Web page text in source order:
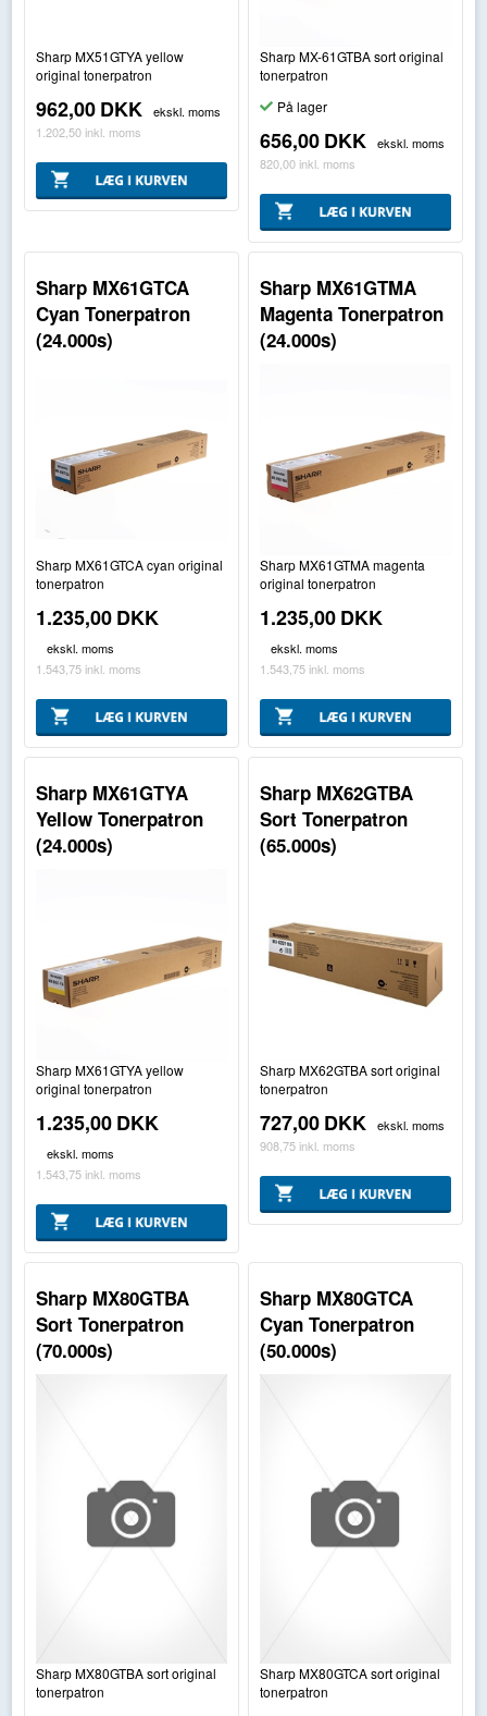
Sharp MX51GTYA yellow
original tonerpatron
962,00DKK
ekskl. moms
1.202,50 inkl. moms
Sharp MX-61GTBA sort original
tonerpatron
På lager
656,00DKK
ekskl. moms
820,00 inkl. moms
Sharp MX61GTCA
Cyan Tonerpatron
(24.000s)
Sharp MX61GTCA cyan original
tonerpatron
1.235,00DKK
ekskl. moms
1.543,75 inkl. moms
Sharp MX61GTMA
Magenta Tonerpatron
(24.000s)
Sharp MX61GTMA magenta
original tonerpatron
1.235,00DKK
ekskl. moms
1.543,75 inkl. moms
Sharp MX61GTYA
Yellow Tonerpatron
(24.000s)
Sharp MX61GTYA yellow
original tonerpatron
1.235,00DKK
ekskl. moms
1.543,75 inkl. moms
Sharp MX62GTBA
Sort Tonerpatron
(65.000s)
Sharp MX62GTBA sort original
tonerpatron
727,00DKK
ekskl. moms
908,75 inkl. moms
Sharp MX80GTBA
Sort Tonerpatron
(70.000s)
Sharp MX80GTBA sort original
tonerpatron
Sharp MX80GTCA
Cyan Tonerpatron
(50.000s)
Sharp MX80GTCA sort original
tonerpatron